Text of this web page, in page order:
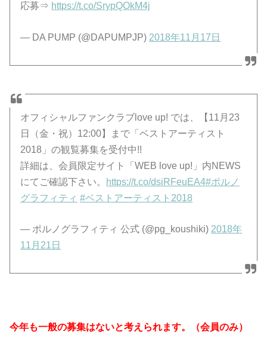
応募⇒ https://t.co/SrypQOkM4j
— DA PUMP (@DAPUMPJP) 2018年11月17日
オフィシャルファンクラブlove up! では、【11月23
日（金・祝）12:00】まで「ベストアーティスト
2018」の観覧募集を受付中!!
詳細は、会員限定サイト「WEB love up!」内NEWS
にてご確認下さい。
https://t.co/dsiRFeuEA4#ポルノ
グラフィティ #ベストアーティスト2018
— ポルノグラフィティ 公式 (@pg_koushiki) 2018年
11月21日
今年も一般の募集はないと考えられます。（会員のみ）